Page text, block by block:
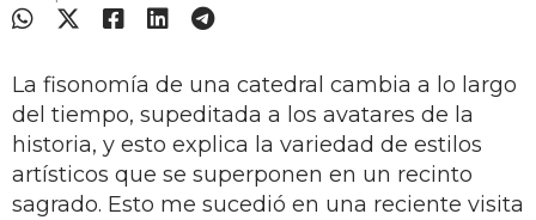
La fisonomía de una catedral cambia a lo largo
del tiempo, supeditada a los avatares de la
historia, y esto explica la variedad de estilos
artísticos que se superponen en un recinto
sagrado. Esto me sucedió en una reciente visita